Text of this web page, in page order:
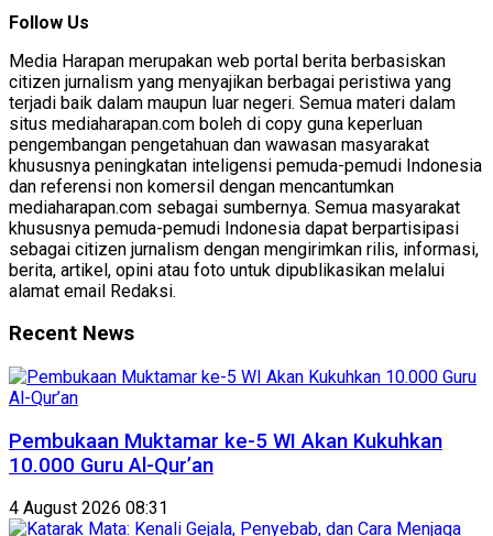
Follow Us
Media Harapan merupakan web portal berita berbasiskan
citizen jurnalism yang menyajikan berbagai peristiwa yang
terjadi baik dalam maupun luar negeri. Semua materi dalam
situs mediaharapan.com boleh di copy guna keperluan
pengembangan pengetahuan dan wawasan masyarakat
khususnya peningkatan inteligensi pemuda-pemudi Indonesia
dan referensi non komersil dengan mencantumkan
mediaharapan.com sebagai sumbernya. Semua masyarakat
khususnya pemuda-pemudi Indonesia dapat berpartisipasi
sebagai citizen jurnalism dengan mengirimkan rilis, informasi,
berita, artikel, opini atau foto untuk dipublikasikan melalui
alamat email Redaksi.
Recent News
Pembukaan Muktamar ke-5 WI Akan Kukuhkan
10.000 Guru Al-Qur’an
4 August 2026 08:31